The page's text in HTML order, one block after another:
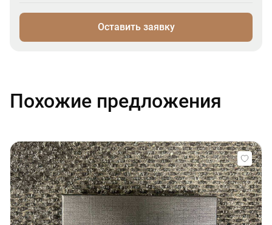
Оставить заявку
Похожие предложения